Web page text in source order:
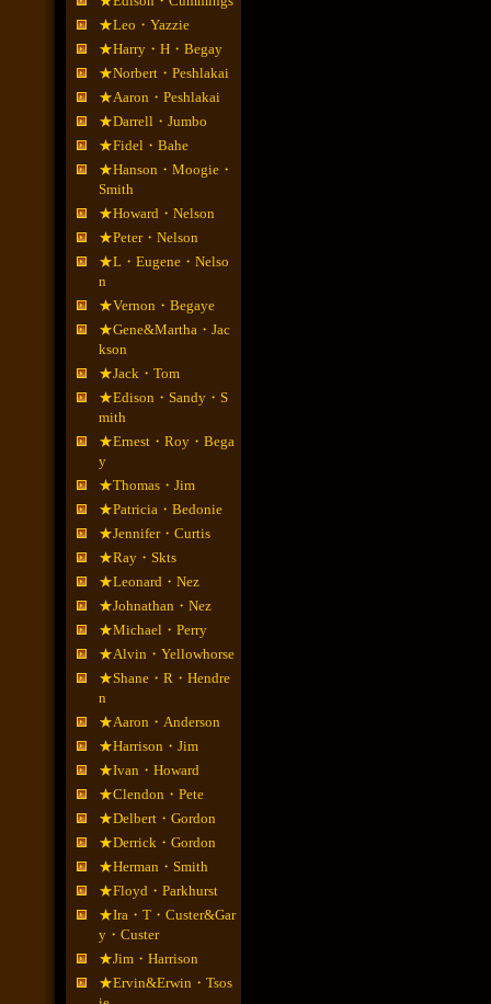
★Leo・Yazzie
★Harry・H・Begay
★Norbert・Peshlakai
★Aaron・Peshlakai
★Darrell・Jumbo
★Fidel・Bahe
★Hanson・Moogie・
Smith
★Howard・Nelson
★Peter・Nelson
★L・Eugene・Nelso
n
★Vernon・Begaye
★Gene&Martha・Jac
kson
★Jack・Tom
★Edison・Sandy・S
mith
★Ernest・Roy・Bega
y
★Thomas・Jim
★Patricia・Bedonie
★Jennifer・Curtis
★Ray・Skts
★Leonard・Nez
★Johnathan・Nez
★Michael・Perry
★Alvin・Yellowhorse
★Shane・R・Hendre
n
★Aaron・Anderson
★Harrison・Jim
★Ivan・Howard
★Clendon・Pete
★Delbert・Gordon
★Derrick・Gordon
★Herman・Smith
★Floyd・Parkhurst
★Ira・T・Custer&Gar
y・Custer
★Jim・Harrison
★Ervin&Erwin・Tsos